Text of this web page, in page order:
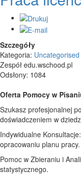
Szczegóły
Kategoria: Uncategorised
Zespół edu.wschood.pl
Odsłony: 1084
Oferta Pomocy w
Szukasz profesjonalnej
doświadczeniem w
Indywidualne
opracowaniu planu pracy.
Pomoc w Zbieraniu i
statystycznego.